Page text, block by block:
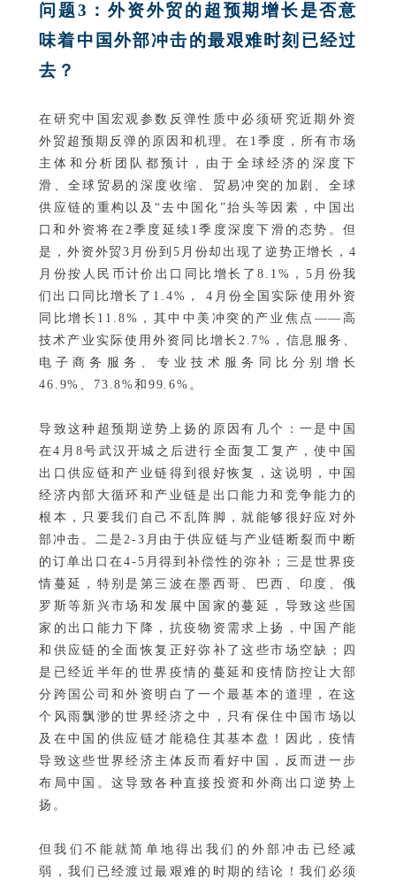
问题3：外资外贸的超预期增长是否意
味着中国外部冲击的最艰难时刻已经过
去？
在研究中国宏观参数反弹性质中必须研究近期外资
外贸超预期反弹的原因和机理。在1季度，所有市场
主体和分析团队都预计，由于全球经济的深度下
滑、全球贸易的深度收缩、贸易冲突的加剧、全球
供应链的重构以及“去中国化”抬头等因素，中国出
口和外资将在2季度延续1季度深度下滑的态势。但
是，外资外贸3月份到5月份却出现了逆势正增长，4
月份按人民币计价出口同比增长了8.1%，5月份我
们出口同比增长了1.4%， 4月份全国实际使用外资
同比增长11.8%，其中中美冲突的产业焦点——高
技术产业实际使用外资同比增长2.7%，信息服务、
电子商务服务、专业技术服务同比分别增长
46.9%、73.8%和99.6%。
导致这种超预期逆势上扬的原因有几个：一是中国
在4月8号武汉开城之后进行全面复工复产，使中国
出口供应链和产业链得到很好恢复，这说明，中国
经济内部大循环和产业链是出口能力和竞争能力的
根本，只要我们自己不乱阵脚，就能够很好应对外
部冲击。二是2-3月由于供应链与产业链断裂而中断
的订单出口在4-5月得到补偿性的弥补；三是世界疫
情蔓延，特别是第三波在墨西哥、巴西、印度、俄
罗斯等新兴市场和发展中国家的蔓延，导致这些国
家的出口能力下降，抗疫物资需求上扬，中国产能
和供应链的全面恢复正好弥补了这些市场空缺；四
是已经近半年的世界疫情的蔓延和疫情防控让大部
分跨国公司和外资明白了一个最基本的道理，在这
个风雨飘渺的世界经济之中，只有保住中国市场以
及在中国的供应链才能稳住其基本盘！因此，疫情
导致这些世界经济主体反而看好中国，反而进一步
布局中国。这导致各种直接投资和外商出口逆势上
扬。
但我们不能就简单地得出我们的外部冲击已经减
弱，我们已经渡过最艰难的时期的结论！我们必须